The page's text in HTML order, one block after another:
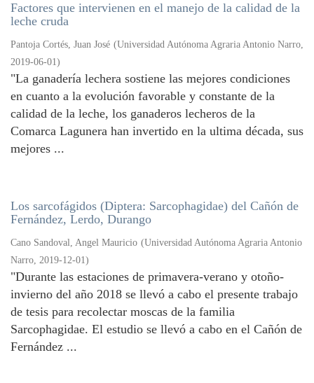
Factores que intervienen en el manejo de la calidad de la
leche cruda
Pantoja Cortés, Juan José (Universidad Autónoma Agraria Antonio Narro,
2019-06-01)
"La ganadería lechera sostiene las mejores condiciones
en cuanto a la evolución favorable y constante de la
calidad de la leche, los ganaderos lecheros de la
Comarca Lagunera han invertido en la ultima década, sus
mejores ...
Los sarcofágidos (Diptera: Sarcophagidae) del Cañón de
Fernández, Lerdo, Durango
Cano Sandoval, Angel Mauricio (Universidad Autónoma Agraria Antonio
Narro, 2019-12-01)
"Durante las estaciones de primavera-verano y otoño-
invierno del año 2018 se llevó a cabo el presente trabajo
de tesis para recolectar moscas de la familia
Sarcophagidae. El estudio se llevó a cabo en el Cañón de
Fernández ...